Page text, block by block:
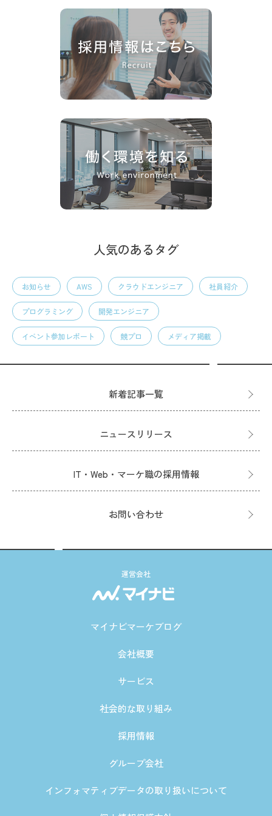
人気のあるタグ
お知らせ AWS クラウドエンジニア 社員紹介
プログラミング 開発エンジニア
イベント参加レポート 競プロ メディア掲載
新着記事一覧
ニュースリリース
IT・Web・マーケ職の採用情報
お問い合わせ
運営会社
マイナビマーケブログ
会社概要
サービス
社会的な取り組み
採用情報
グループ会社
インフォマティブデータの取り扱いについて